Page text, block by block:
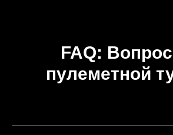
FAQ:
пулеметной